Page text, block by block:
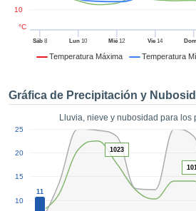
digital
basada
permite
CONFIGURACIÓN
Temperatura Máxima Temperatura
Sáb8 Lun 10 Mié 12 Vie 14 Dom
10
°C
Gráfica de Precipitación y
Lluvia, nieve y nubosidad para los
10
15
20
25
11
1023